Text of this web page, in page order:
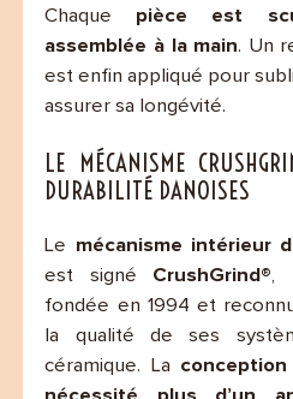
Chaque pièce est
assemblée à la main. Un
est enfin appliqué pour
assurer sa longévité.
LE MÉCANISME
DURABILITÉ DANOISES
Le mécanisme intérieur
est signé CrushGrind®,
fondée en 1994 et
la qualité de ses
céramique. La